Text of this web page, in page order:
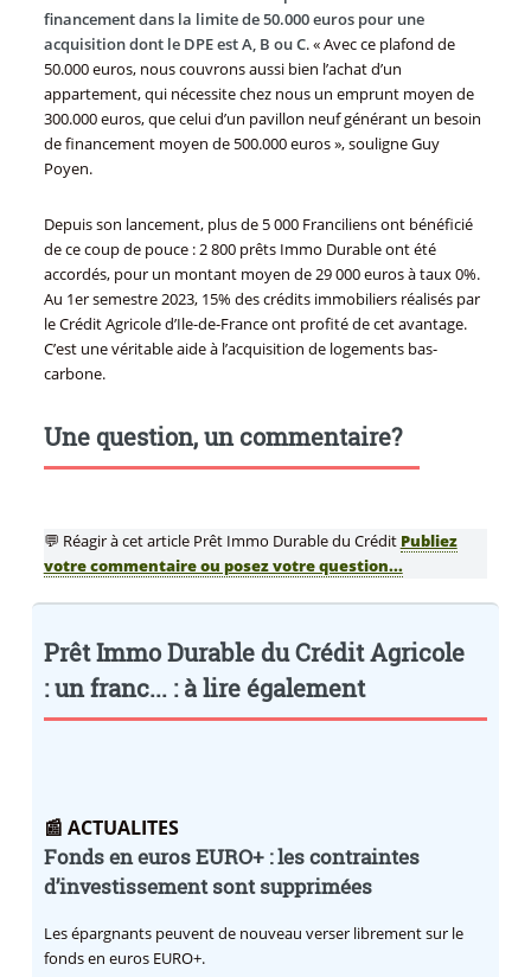
financement dans la limite de 50.000 euros pour une
acquisition dont le DPE est A, B ou C. « Avec ce plafond de
50.000 euros, nous couvrons aussi bien l’achat d’un
appartement, qui nécessite chez nous un emprunt moyen de
300.000 euros, que celui d’un pavillon neuf générant un besoin
de financement moyen de 500.000 euros », souligne Guy
Poyen.
Depuis son lancement, plus de 5 000 Franciliens ont bénéficié
de ce coup de pouce : 2 800 prêts Immo Durable ont été
accordés, pour un montant moyen de 29 000 euros à taux 0%.
Au 1er semestre 2023, 15% des crédits immobiliers réalisés par
le Crédit Agricole d’Ile-de-France ont profité de cet avantage.
C’est une véritable aide à l’acquisition de logements bas-
carbone.
Une question, un commentaire?
💬 Réagir à cet article Prêt Immo Durable du Crédit Publiez
votre commentaire ou posez votre question...
Prêt Immo Durable du Crédit Agricole
: un franc... : à lire également
📰 ACTUALITES
Fonds en euros EURO+ : les contraintes
d’investissement sont supprimées
Les épargnants peuvent de nouveau verser librement sur le
fonds en euros EURO+.